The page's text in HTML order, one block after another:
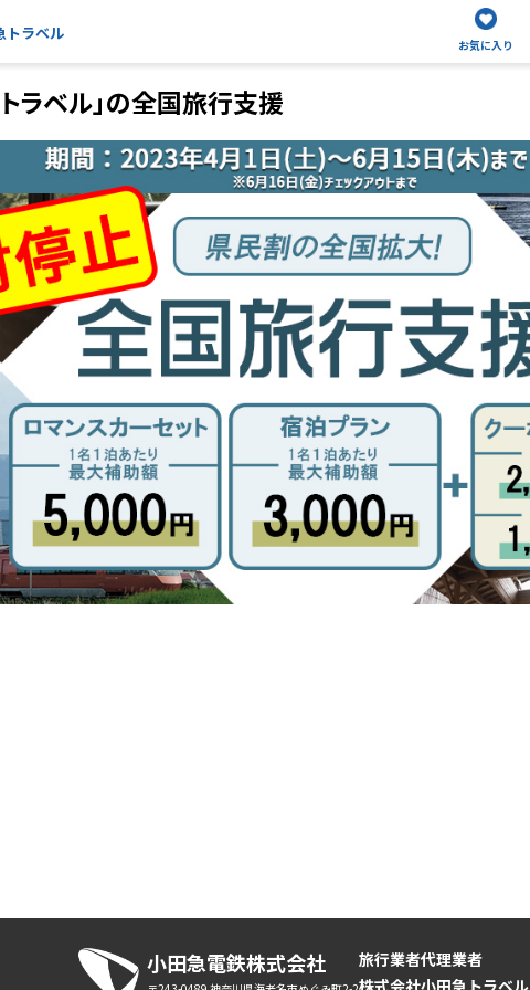
トラベル
お気に入り
トラベル」の全国旅行支援
小田急電鉄株式会社
旅行業者代理業者